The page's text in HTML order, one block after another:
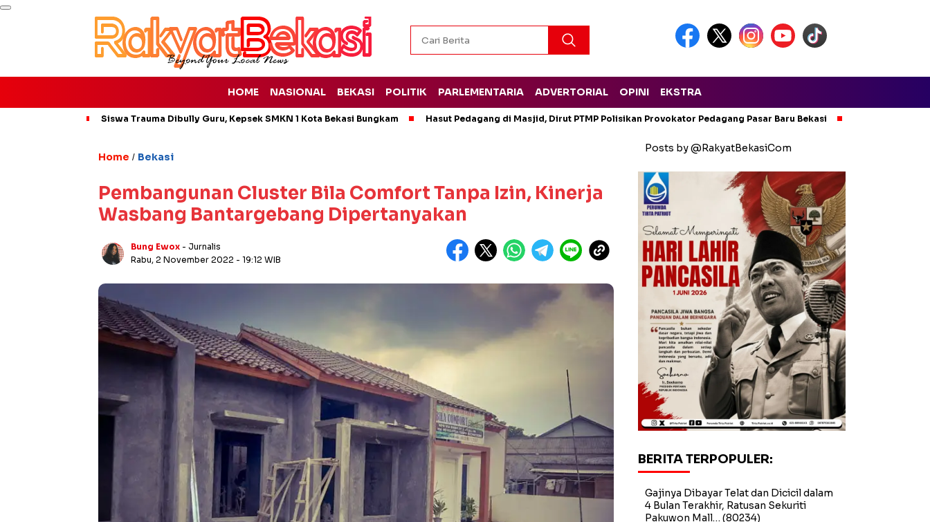
HOME NASIONAL BEKASI POLITIK PARLEMENTARIA ADVERTORIAL OPINI EKSTRA
Siswa Trauma Dibully Guru, Kepsek SMKN 1 Kota Bekasi Bungkam Hasut Pedagang di Masjid, Dirut PTMP Polisikan Provokator Pedagang Pasar Baru Bekasi
Home / Bekasi
Pembangunan Cluster Bila Comfort Tanpa Izin, Kinerja
Wasbang Bantargebang Dipertanyakan
Bung Ewox - Jurnalis
Rabu, 2 November 2022 - 19:12 WIB
Posts by @RakyatBekasiCom
BERITA TERPOPULER:
Gajinya Dibayar Telat dan Dicicil dalam
4 Bulan Terakhir, Ratusan Sekuriti
Pakuwon Mall… (80234)